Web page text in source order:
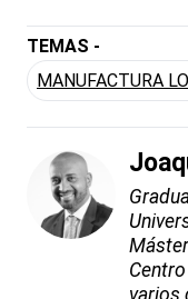
TEMAS -
MANUFACTURA